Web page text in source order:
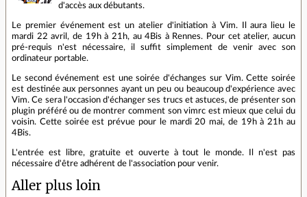
d'accès aux débutants.
Le premier événement est un atelier d'initiation à Vim. Il aura lieu le
mardi 22 avril, de 19h à 21h, au 4Bis à Rennes. Pour cet atelier, aucun
pré-requis n'est nécessaire, il suffit simplement de venir avec son
ordinateur portable.
Le second événement est une soirée d'échanges sur Vim. Cette soirée
est destinée aux personnes ayant un peu ou beaucoup d'expérience avec
Vim. Ce sera l'occasion d'échanger ses trucs et astuces, de présenter son
plugin préféré ou de montrer comment son vimrc est mieux que celui du
voisin. Cette soirée est prévue pour le mardi 20 mai, de 19h à 21h au
4Bis.
L'entrée est libre, gratuite et ouverte à tout le monde. Il n'est pas
nécessaire d'être adhérent de l'association pour venir.
Aller plus loin